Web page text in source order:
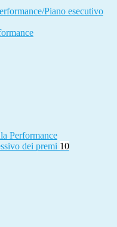
Piano esecutivo
Performance
dei premi 10